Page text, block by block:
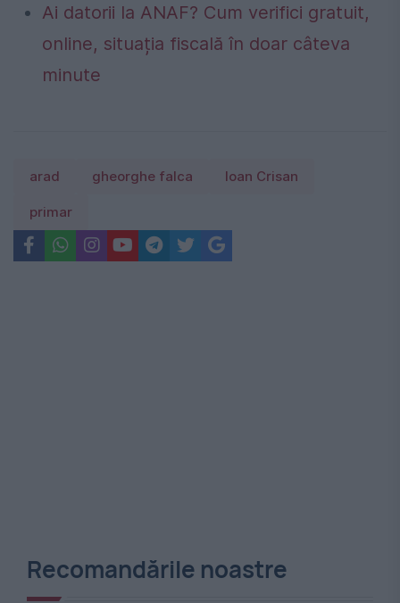
Ai datorii la ANAF? Cum verifici gratuit,
online, situația fiscală în doar câteva
minute
arad gheorghe falca Ioan Crisan
primar
Recomandările noastre